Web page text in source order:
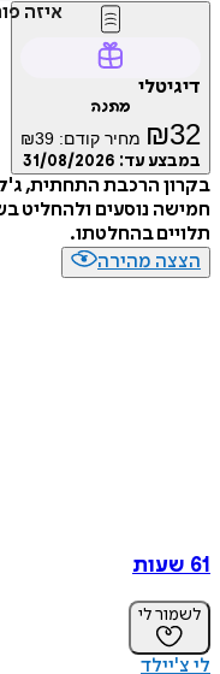
איזה פורמט
₪ מחיר קודם: ₪39
עד:31/08/2026
הרכבת התחתית, ג'ק
נוסעים ולהחליט
בהחלטתו.
מהירה
לי